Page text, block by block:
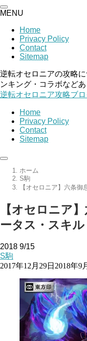
MENU
Home
Privacy Policy
Contact
Sitemap
逆転オセロニアの攻略
ンキング・コラボなど
逆転オセロニア攻略ブ
Home
Privacy Policy
Contact
Sitemap
ホーム
S駒
【オセロニア】六条
【オセロニア
ータス・スキル
2018 9/15
S駒
2017年12月29日 2018年9